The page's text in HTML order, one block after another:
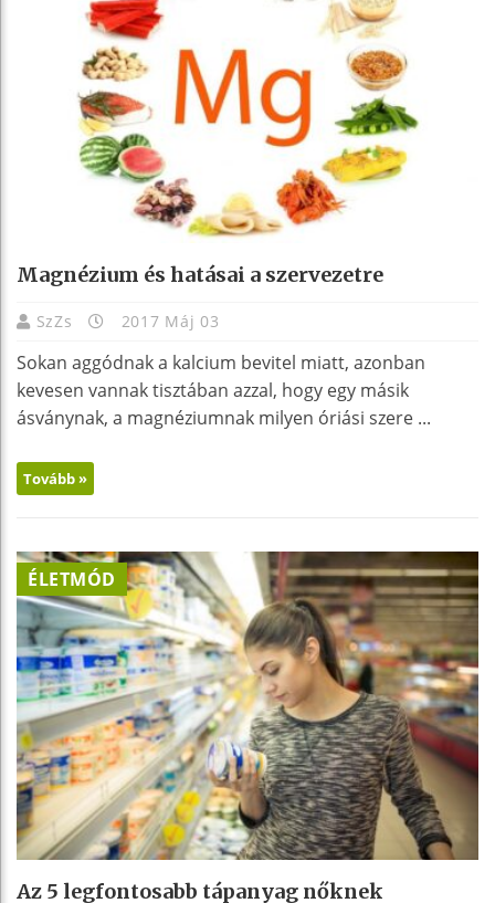
Magnézium és hatásai a szervezetre
SzZs 2017 Máj 03
Sokan aggódnak a kalcium bevitel miatt, azonban
kevesen vannak tisztában azzal, hogy egy másik
ásványnak, a magnéziumnak milyen óriási szere ...
Tovább »
ÉLETMÓD
Az 5 legfontosabb tápanyag nőknek